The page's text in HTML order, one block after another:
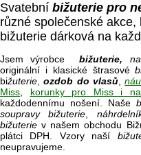
Svatební bižuterie pro
různé společenské
bižuterie dárková na
Jsem výrobce bižuterie,
originální i klasické štrasové
bižuterie ,ozdob do vlasů ,
Miss
korunky pro Miss i na
každodennímu nošení. Naše
soupravy bižuterie
bižuterie v našem obchodu
plátci DPH. Vzory naší
neupravujeme.